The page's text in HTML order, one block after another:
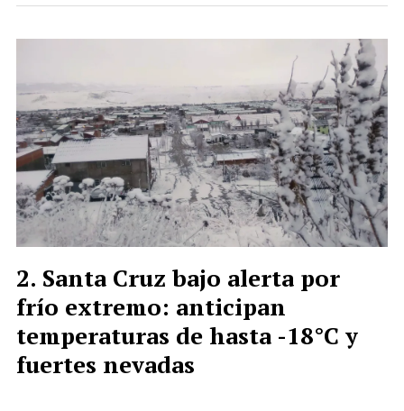
Santa Cruz bajo alerta por
frío extremo: anticipan
temperaturas de hasta -18°C y
fuertes nevadas